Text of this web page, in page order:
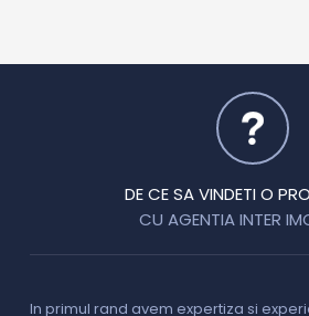
DE CE SA VINDETI O
CU AGENTIA INTER
In primul rand avem expertiza si